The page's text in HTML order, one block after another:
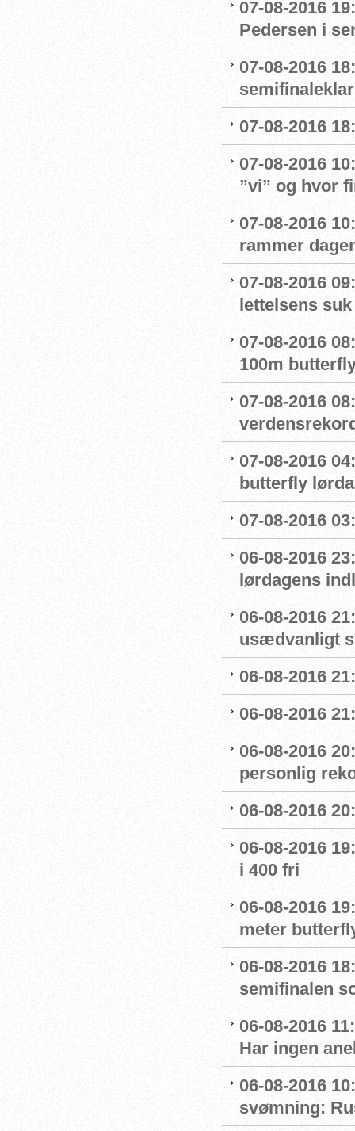
07-08-2016
Pedersen i
07-08-2016
07-08-2016
07-08-2016
”vi” og hvor
07-08-2016
rammer
07-08-2016
lettelsens
07-08-2016
100m
07-08-2016
07-08-2016
butterfly
07-08-2016
06-08-2016
lørdagens
06-08-2016
usædvanligt
06-08-2016
06-08-2016
06-08-2016
personlig
06-08-2016
06-08-2016
i 400 fri
06-08-2016
meter
06-08-2016
semifinalen
06-08-2016
Har ingen
06-08-2016
svømning: